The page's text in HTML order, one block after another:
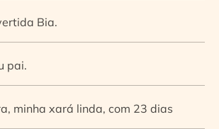
Bia.
pai.
minha xará linda, com 23 dias